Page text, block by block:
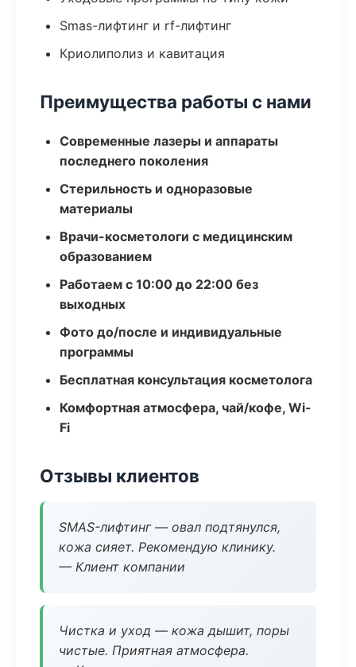
Smas-лифтинг и rf-лифтинг
Криолиполиз и кавитация
Преимущества работы с нами
Современные лазеры и аппараты
последнего поколения
Стерильность и одноразовые
материалы
Врачи-косметологи с медицинским
образованием
Работаем с 10:00 до 22:00 без
выходных
Фото до/после и индивидуальные
программы
Бесплатная консультация косметолога
Комфортная атмосфера, чай/кофе, Wi-
Fi
Отзывы клиентов
SMAS-лифтинг — овал подтянулся,
кожа сияет. Рекомендую клинику.
— Клиент компании
Чистка и уход — кожа дышит, поры
чистые. Приятная атмосфера.